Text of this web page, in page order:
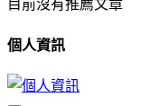
目前沒有推薦文章
個人資訊